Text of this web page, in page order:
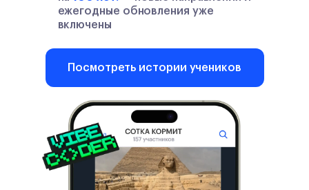
ежегодные обновления уже
включены
Посмотреть истории учеников